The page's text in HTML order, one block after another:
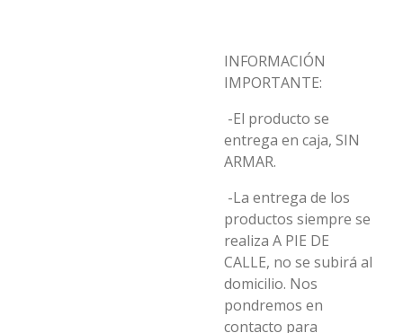
INFORMACIÓN
IMPORTANTE:
-El producto se
entrega en caja, SIN
ARMAR.
-La entrega de los
productos siempre se
realiza A PIE DE
CALLE, no se subirá al
domicilio. Nos
pondremos en
contacto para